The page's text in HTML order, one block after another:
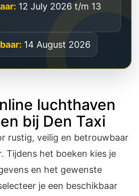
12 July 2026 t/m 13
14 August 2026
luchthaven
bij Den Taxi
rustig, veilig en betrouwbaar
Tijdens het boeken kies je
en het gewenste
je een beschikbaar